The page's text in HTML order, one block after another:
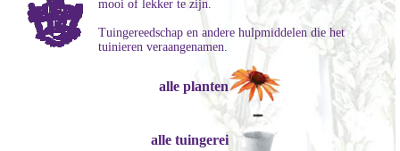
mooi of lekker te zijn.
Tuingereedschap en andere hulpmiddelen die het
tuinieren veraangenamen.
alle planten
alle tuingerei